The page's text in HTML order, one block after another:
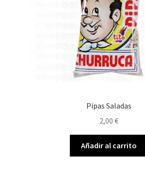
Pipas Saladas
2,00 €
Añadir al carrito